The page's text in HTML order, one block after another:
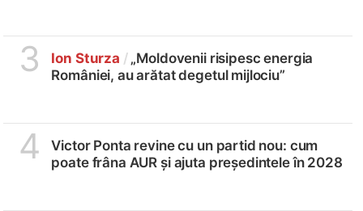
3 Ion Sturza /„Moldovenii risipesc energia
României, au arătat degetul mijlociu”
4
Victor Ponta revine cu un partid nou: cum
poate frâna AUR și ajuta președintele în 2028